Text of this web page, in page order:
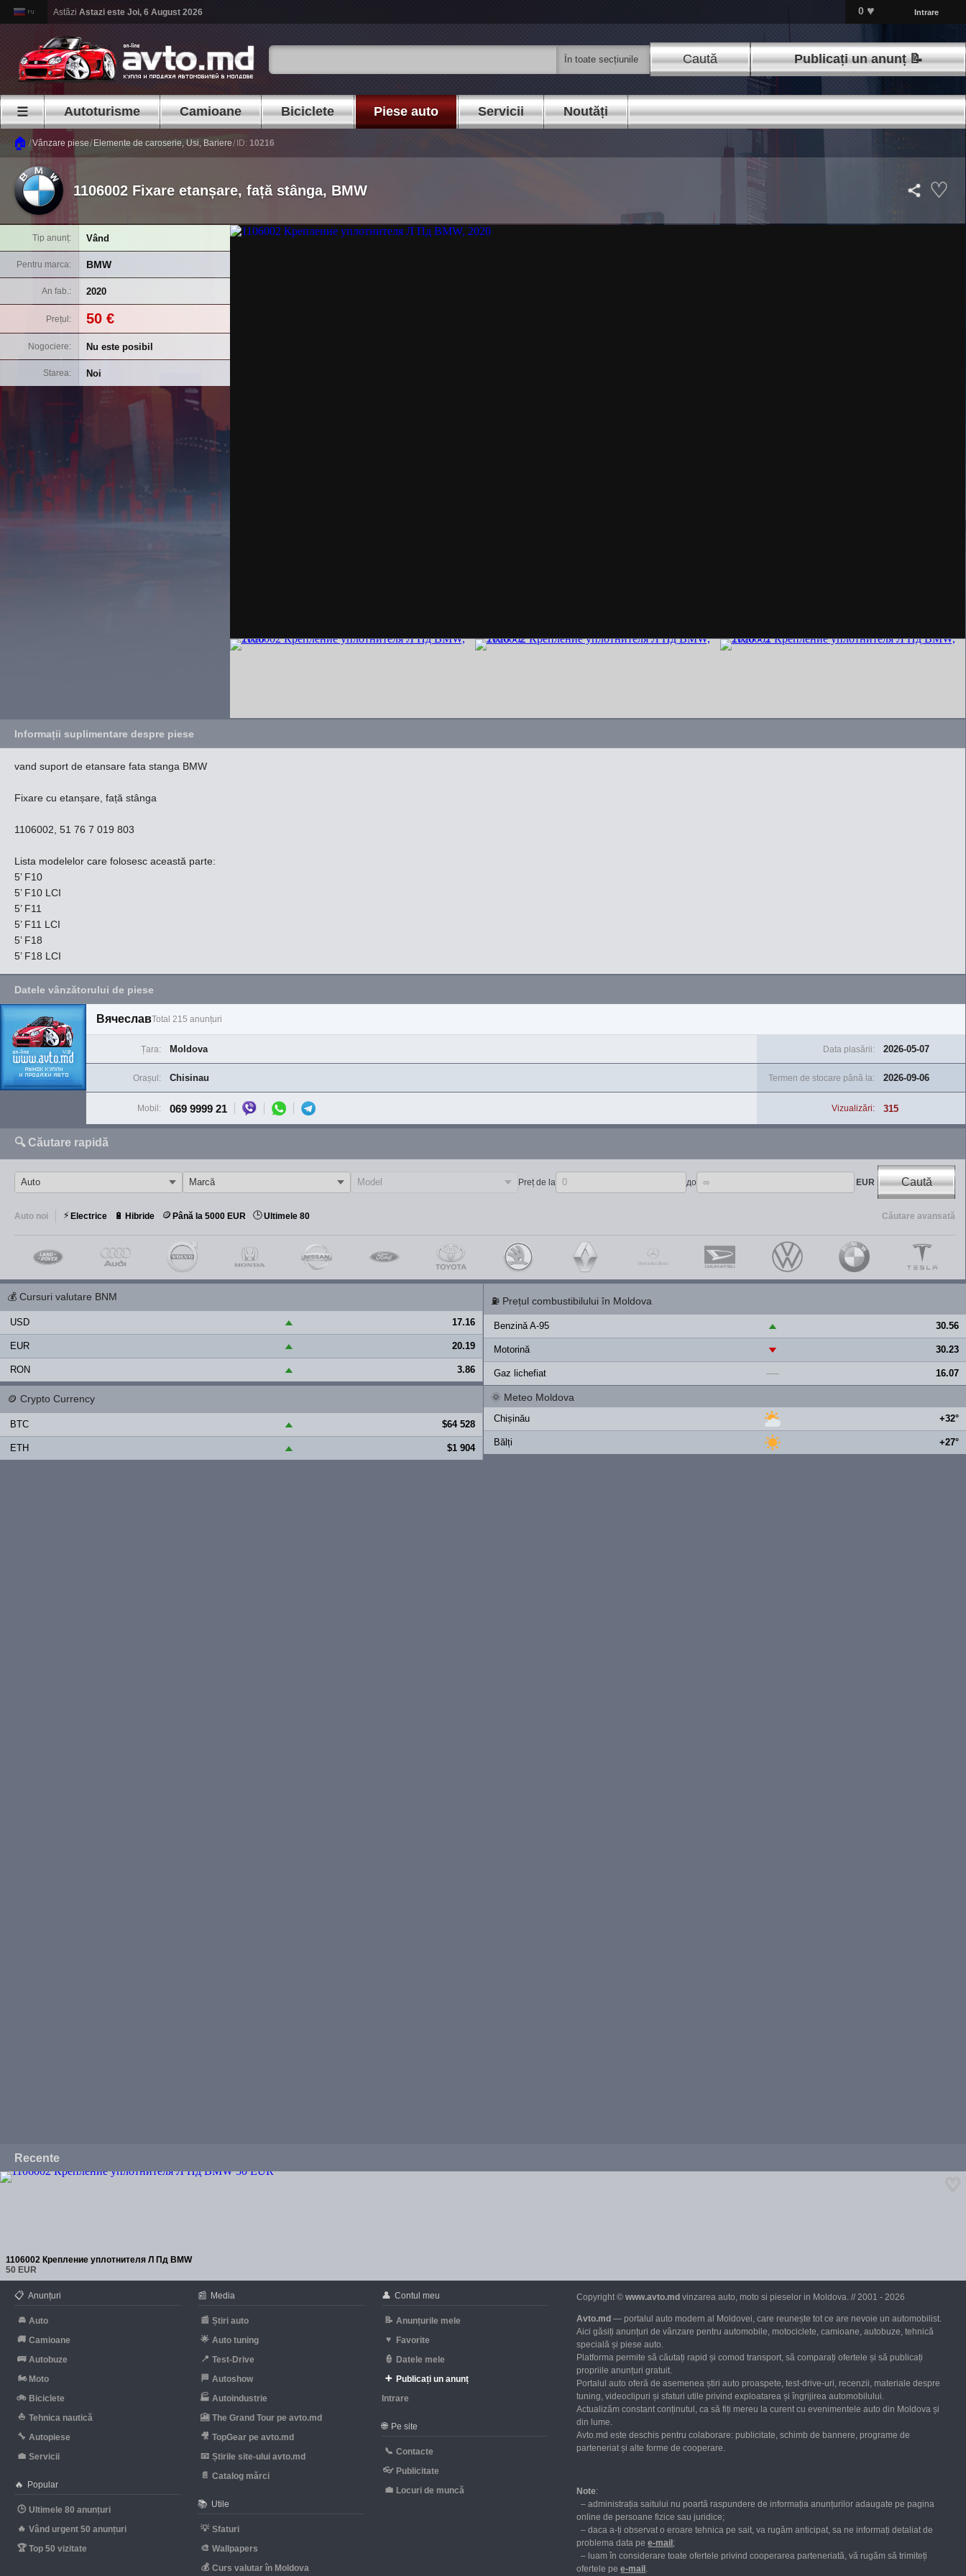
Astăzi Astazi este Joi, 6 August 2026 0 ♥ Intrare
Caută Publicați un anunț 📝
☰ Autoturisme Camioane Biciclete Piese auto Servicii Noutăți
🏠 /Vânzare piese/ Elemente de caroserie, Usi, Bariere/ ID: 10216
1106002 Fixare etanșare, față stânga, BMW
Tip anunț Vând
Pentru marca BMW
An fab. 2020
Prețul 50 €
Nogociere Nu este posibil
Starea Noi
Informații suplimentare despre piese
vand suport de etansare fata stanga BMW
Fixare cu etanșare, față stânga
1106002, 51 76 7 019 803
Lista modelelor care folosesc această parte:
5’ F10
5’ F10 LCI
5’ F11
5’ F11 LCI
5’ F18
5’ F18 LCI
Datele vânzătorului de piese
ВячеславTotal 215 anunțuri
Țara: Moldova Data plasării: 2026-05-07
Orașul: Chisinau Termen de stocare până la: 2026-09-06
Mobil: 069 9999 21 Vizualizări: 315
🔍 Căutare rapidă
Preț de la до EUR Caută
Auto noi ⚡ Electrice 🔋 Hibride 🪙 Până la 5000 EUR 🕒Ultimele 80 Căutare avansată
💰 Cursuri valutare BNM
USD ▲ 17.16
EUR ▲ 20.19
RON ▲ 3.86
⛽ Prețul combustibilului în Moldova
Benzină A-95 ▲ 30.56
Motorină ▼ 30.23
Gaz lichefiat — 16.07
🪙 Crypto Currency
BTC ▲ $64 528
ETH ▲ $1 904
🌞 Meteo Moldova
Chișinău +32°
Bălți +27°
Recente
1106002 Крепление уплотнителя Л Пд BMW
50 EUR
📋 Anunțuri
🚘 Auto
🚚 Camioane
🚌 Autobuze
🏍 Moto
🚲 Biciclete
⛵ Tehnica nautică
🔧 Autopiese
💼 Servicii
🔥 Popular
🕒 Ultimele 80 anunțuri
🔥 Vând urgent 50 anunțuri
🏆 Top 50 vizitate
📰 Media
📰 Știri auto
🌟 Auto tuning
📍 Test-Drive
🏁 Autoshow
🏭 Autoindustrie
🎦 The Grand Tour pe avto.md
🎥 TopGear pe avto.md
📧 Știrile site-ului avto.md
📄 Catalog mărci
📚 Utile
💡 Sfaturi
🎨 Wallpapers
💰 Curs valutar în Moldova
👤 Contul meu
📝 Anunțurile mele
♥
Favorite
👮 Datele mele
➕ Publicați un anunț
Intrare
🌐 Pe site
📞 Contacte
👓 Publicitate
💼 Locuri de muncă
Copyright ©www.avto.md vinzarea auto, moto si pieselor in Moldova. // 2001 - 2026
Avto.md — portalul auto modern al Moldovei, care reunește tot ce are nevoie un automobilist.
Aici găsiți anunțuri de vânzare pentru automobile, motociclete, camioane, autobuze, tehnică
specială și piese auto.
Platforma permite să căutați rapid și comod transport, să comparați ofertele și să publicați
propriile anunțuri gratuit.
Portalul auto oferă de asemenea știri auto proaspete, test-drive-uri, recenzii, materiale despre
tuning, videoclipuri și sfaturi utile privind exploatarea și îngrijirea automobilului.
Actualizăm constant conținutul, ca să fiți mereu la curent cu evenimentele auto din Moldova și
din lume.
Avto.md este deschis pentru colaborare: publicitate, schimb de bannere, programe de
parteneriat și alte forme de cooperare.
Note:
– administrația saitului nu poartă raspundere de informația anunțurilor adaugate pe pagina
online de persoane fizice sau juridice;
– daca a-ți observat o eroare tehnica pe sait, va rugăm anticipat, sa ne informați detaliat de
problema data peе-mail ;
– luam în considerare toateofertele privind cooperarea parteneriată,vă rugăm să trimiteți
ofertele peе-mail .